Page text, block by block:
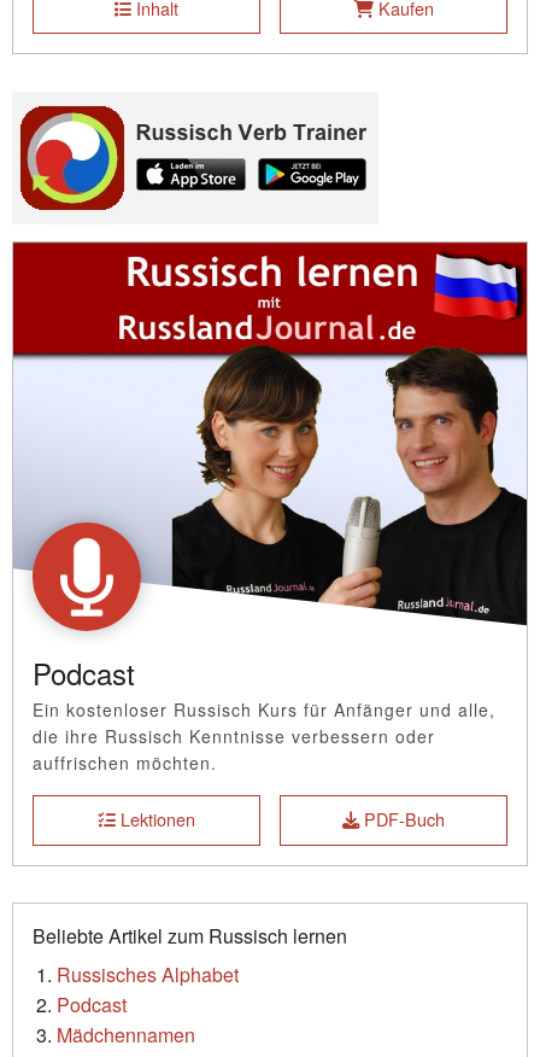
Inhalt Kaufen
Podcast
Ein kostenloser Russisch Kurs für Anfänger und alle,
die ihre Russisch Kenntnisse verbessern oder
auffrischen möchten.
Lektionen PDF-Buch
Beliebte Artikel zum Russisch lernen
Russisches Alphabet
Podcast
Mädchennamen